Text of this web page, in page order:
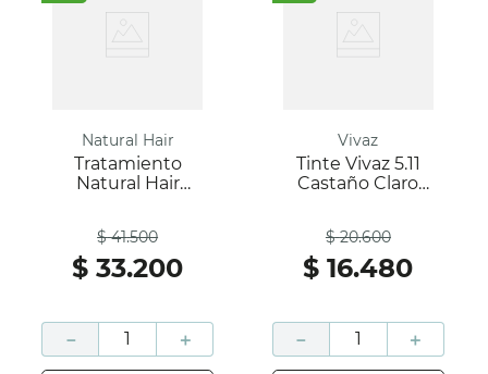
Natural Hair
Tratamiento
Natural Hair
Caja 500Ml; Natural
Hair
$ 41.500
$ 33.200
＋
－
Vivaz
Tinte Vivaz 5.11
Castaño Claro
$ 20.600
$ 16.480
＋
－